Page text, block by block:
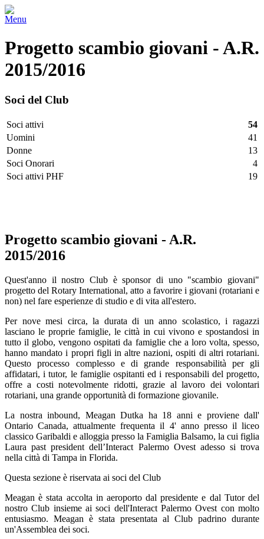
Menu
Progetto scambio giovani - A.R.
2015/2016
Soci del Club
Soci attivi
54
Uomini
41
Donne
13
Soci Onorari
4
Soci attivi PHF
19
Progetto scambio giovani - A.R.
2015/2016
Quest'anno il nostro Club è sponsor di uno "scambio giovani"
progetto del Rotary International, atto a favorire i giovani (rotariani e
non) nel fare esperienze di studio e di vita all'estero.
Per nove mesi circa, la durata di un anno scolastico, i ragazzi
lasciano le proprie famiglie, le città in cui vivono e spostandosi in
tutto il globo, vengono ospitati da famiglie che a loro volta, spesso,
hanno mandato i propri figli in altre nazioni, ospiti di altri rotariani.
Questo processo complesso e di grande responsabilità per gli
affidatari, i tutor, le famiglie ospitanti ed i responsabili del progetto,
offre a costi notevolmente ridotti, grazie al lavoro dei volontari
rotariani, una grande opportunità di formazione giovanile.
La nostra inbound, Meagan Dutka ha 18 anni e proviene dall'
Ontario Canada, attualmente frequenta il 4' anno presso il liceo
classico Garibaldi e alloggia presso la Famiglia Balsamo, la cui figlia
Laura past president dell’Interact Palermo Ovest adesso si trova
nella città di Tampa in Florida.
Questa sezione è riservata ai soci del Club
Meagan è stata accolta in aeroporto dal presidente e dal Tutor del
nostro Club insieme ai soci dell'Interact Palermo Ovest con molto
entusiasmo. Meagan è stata presentata al Club padrino durante
un'Assemblea dei soci.